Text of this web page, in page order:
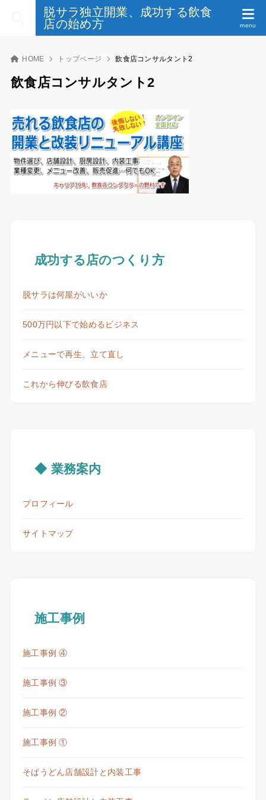
脱サラ独立開業、成功する飲食
店の始め方
HOME トップページ 飲食店コンサルタント2
飲食店コンサルタント2
成功する店のつくり方
脱サラは何屋がいいか
500万円以下で始めるビジネス
メニューで再生、立て直し
これから伸びる飲食店
◆ 業務案内
プロフィール
サイトマップ
施工事例
施工事例 ④
施工事例 ③
施工事例 ②
施工事例 ①
そばうどん店舗設計と内装工事